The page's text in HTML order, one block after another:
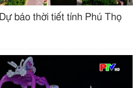
Dự báo thời tiết tỉnh Phú Thọ